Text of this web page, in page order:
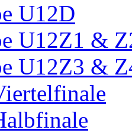
U12D
U12Z1 &
U12Z3 &